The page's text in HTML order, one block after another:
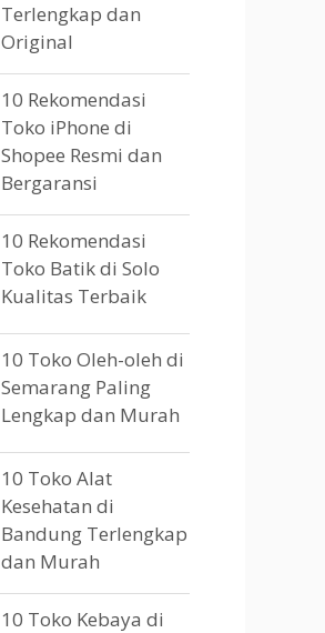
Terlengkap dan
Original
10 Rekomendasi
Toko iPhone di
Shopee Resmi dan
Bergaransi
10 Rekomendasi
Toko Batik di Solo
Kualitas Terbaik
10 Toko Oleh-oleh di
Semarang Paling
Lengkap dan Murah
10 Toko Alat
Kesehatan di
Bandung Terlengkap
dan Murah
10 Toko Kebaya di